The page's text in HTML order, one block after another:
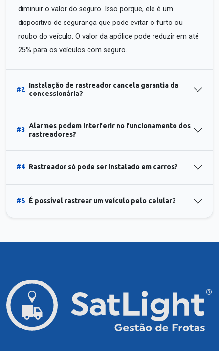
diminuir o valor do seguro. Isso porque, ele é um
dispositivo de segurança que pode evitar o furto ou
roubo do veículo. O valor da apólice pode reduzir em até
25% para os veículos com seguro.
#2
Instalação de rastreador cancela garantia da
concessionária?
#3
Alarmes podem interferir no funcionamento dos
rastreadores?
#4 Rastreador só pode ser instalado em carros?
#5 É possível rastrear um veículo pelo celular?